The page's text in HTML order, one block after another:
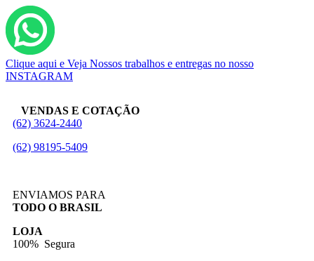
Clique aqui e Veja Nossos trabalhos e entregas no nosso
INSTAGRAM
VENDAS E COTAÇÃO
(62) 3624-2440
(62) 98195-5409
ENVIAMOS PARA
TODO O BRASIL
LOJA
100% Segura